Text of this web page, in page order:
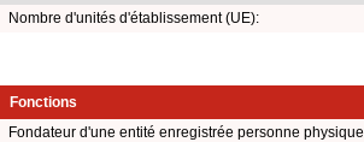
Nombre d'unités d'établissement (UE):
Fonctions
Fondateur d'une entité enregistrée personne physique